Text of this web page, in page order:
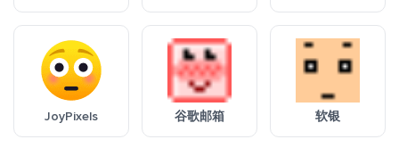
JoyPixels 谷歌邮箱 软银